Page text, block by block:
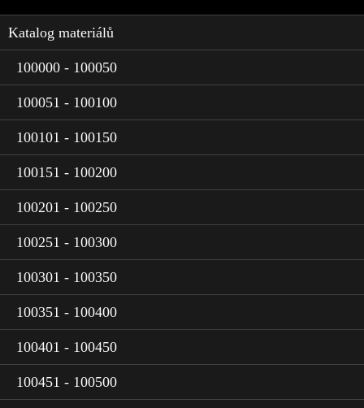
Katalog materiálů
100000 - 100050
100051 - 100100
100101 - 100150
100151 - 100200
100201 - 100250
100251 - 100300
100301 - 100350
100351 - 100400
100401 - 100450
100451 - 100500